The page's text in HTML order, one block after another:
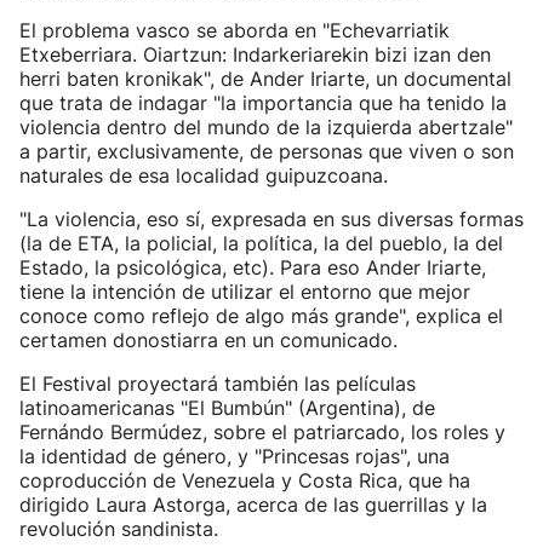
El problema vasco se aborda en "Echevarriatik
Etxeberriara. Oiartzun: Indarkeriarekin bizi izan den
herri baten kronikak", de Ander Iriarte, un documental
que trata de indagar "la importancia que ha tenido la
violencia dentro del mundo de la izquierda abertzale"
a partir, exclusivamente, de personas que viven o son
naturales de esa localidad guipuzcoana.
"La violencia, eso sí, expresada en sus diversas formas
(la de ETA, la policial, la política, la del pueblo, la del
Estado, la psicológica, etc). Para eso Ander Iriarte,
tiene la intención de utilizar el entorno que mejor
conoce como reflejo de algo más grande", explica el
certamen donostiarra en un comunicado.
El Festival proyectará también las películas
latinoamericanas "El Bumbún" (Argentina), de
Fernándo Bermúdez, sobre el patriarcado, los roles y
la identidad de género, y "Princesas rojas", una
coproducción de Venezuela y Costa Rica, que ha
dirigido Laura Astorga, acerca de las guerrillas y la
revolución sandinista.